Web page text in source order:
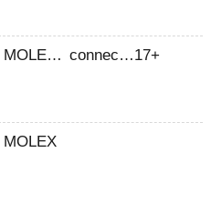
MOLEX/莫仕 connector17+
MOLEX